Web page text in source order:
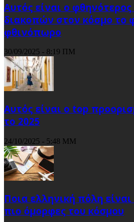
Αυτός είναι ο
διακοπών στον κόσμο το
φθινόπωρο
30/09/2025 - 8:19 ΠΜ
Αυτός είναι ο top
το 2025
24/10/2025 - 5:48 ΜΜ
Ποια ελληνική πόλη
πιο όμορφες του κόσμου